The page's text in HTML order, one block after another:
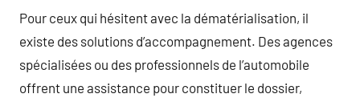
Pour ceux qui hésitent avec la dématérialisation, il
existe des solutions d’accompagnement. Des agences
spécialisées ou des professionnels de l’automobile
offrent une assistance pour constituer le dossier,